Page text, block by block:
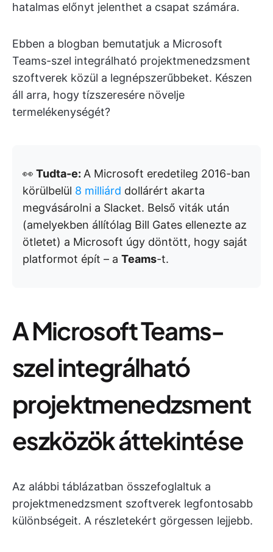
hatalmas előnyt jelenthet a csapat számára.
Ebben a blogban bemutatjuk a Microsoft
Teams-szel integrálható projektmenedzsment
szoftverek közül a legnépszerűbbeket. Készen
áll arra, hogy tízszeresére növelje
termelékenységét?
👀 Tudta-e: A Microsoft eredetileg 2016-ban
körülbelül 8 milliárd dollárért akarta
megvásárolni a Slacket. Belső viták után
(amelyekben állítólag Bill Gates ellenezte az
ötletet) a Microsoft úgy döntött, hogy saját
platformot épít – a Teams-t.
A Microsoft Teams-
szel integrálható
projektmenedzsment
eszközök áttekintése
Az alábbi táblázatban összefoglaltuk a
projektmenedzsment szoftverek legfontosabb
különbségeit. A részletekért görgessen lejjebb.